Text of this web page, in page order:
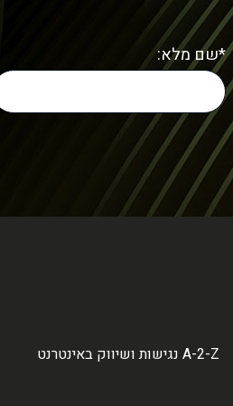
*שם מלא:
A-2-Z נגישות ושיווק באינטרנט